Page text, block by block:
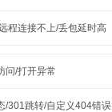
程连接不上/丢包延时高
问/打开异常
/301跳转/自定义404错误